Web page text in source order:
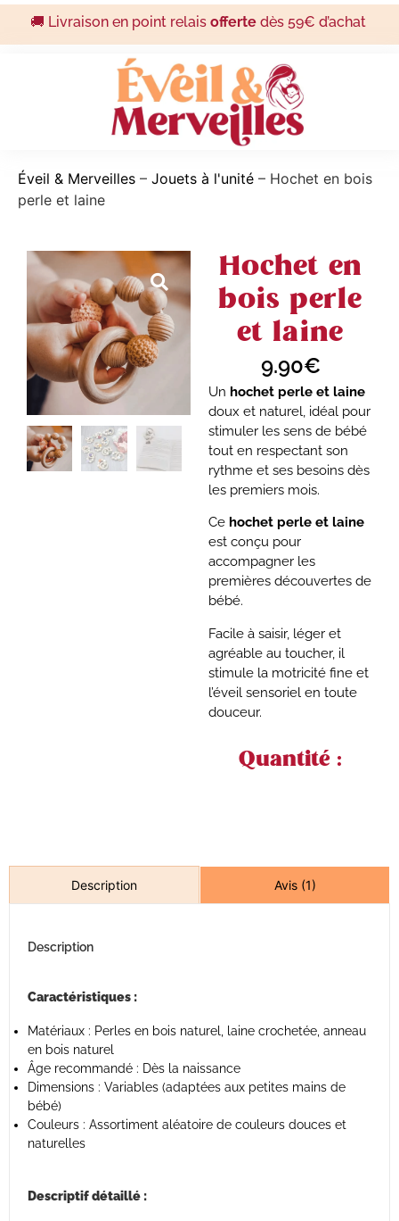
🚚 Livraison en point relais offertedès 59€ d’achat
Éveil & Merveilles – Jouets à l'unité – Hochet en bois
perle et laine
Hochet en
bois perle
et laine
9.90€
Un hochet perle et laine
doux et naturel, idéal pour
stimuler les sens de bébé
tout en respectant son
rythme et ses besoins dès
les premiers mois.
Ce hochet perle et laine
est conçu pour
accompagner les
premières découvertes de
bébé.
Facile à saisir, léger et
agréable au toucher, il
stimule la motricité fine et
l’éveil sensoriel en toute
douceur.
Quantité :
Description Avis (1)
Description
Caractéristiques :
Matériaux : Perles en bois naturel, laine crochetée, anneau
en bois naturel
Âge recommandé : Dès la naissance
Dimensions : Variables (adaptées aux petites mains de
bébé)
Couleurs : Assortiment aléatoire de couleurs douces et
naturelles
Descriptif détaillé :